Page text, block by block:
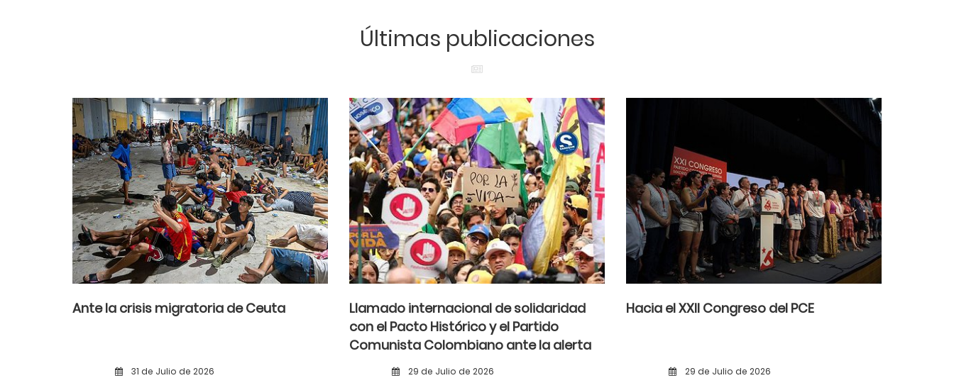
Últimas publicaciones
Ante la crisis migratoria de Ceuta
31 de Julio de 2026
Llamado internacional de solidaridad
con el Pacto Histórico y el Partido
Comunista Colombiano ante la alerta
democrática y la violencia poselectoral
29 de Julio de 2026
Hacia el XXII Congreso del PCE
29 de Julio de 2026